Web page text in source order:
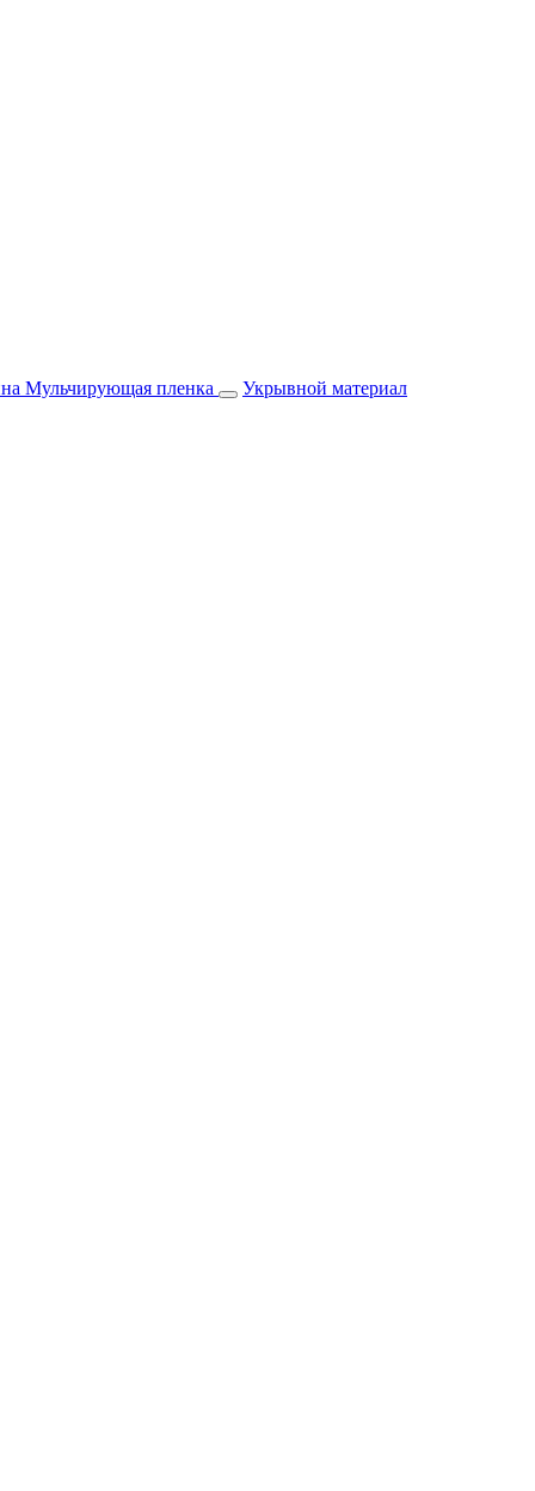
Мульчирующая пленка Укрывной материал